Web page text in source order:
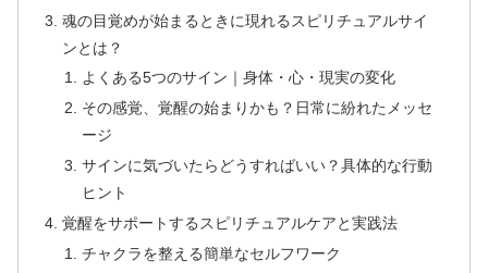
魂の目覚めが始まるときに現れるスピリチュアルサイ
ンとは？
よくある5つのサイン｜身体・心・現実の変化
その感覚、覚醒の始まりかも？日常に紛れたメッセ
ージ
サインに気づいたらどうすればいい？具体的な行動
ヒント
覚醒をサポートするスピリチュアルケアと実践法
チャクラを整える簡単なセルフワーク